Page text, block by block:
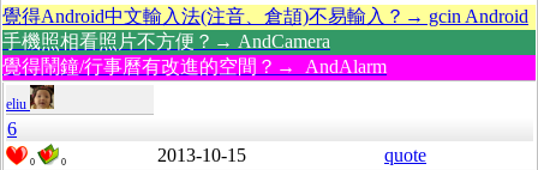
覺得Android中文輸入法(注音、倉頡)不易輸入？→ gcin Android
手機照相看照片不方便？→ AndCamera
覺得鬧鐘/行事曆有改進的空間？→ AndAlarm
eliu
6
0 0 2013-10-15 quote